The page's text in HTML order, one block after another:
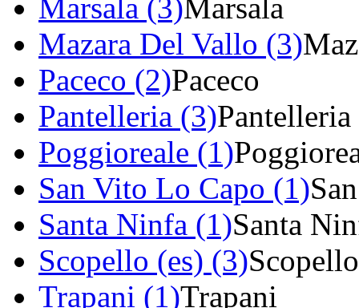
Marsala (3)Marsala
Mazara Del Vallo (3)
Paceco (2)Paceco
Pantelleria (3)Pantelleria
Poggioreale (1)
San Vito Lo Capo (1)
Santa Ninfa (1)Santa
Scopello (es) (3)Scopello
Trapani (1)Trapani